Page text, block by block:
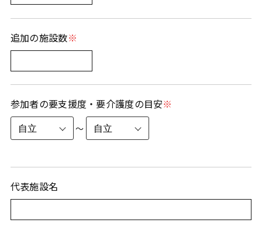
追加の施設数
参加者の要支援度・要介護度の目安
〜
代表施設名